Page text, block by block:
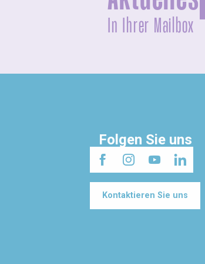
In Ihrer Mailbox
Folgen Sie uns
Kontaktieren Sie uns